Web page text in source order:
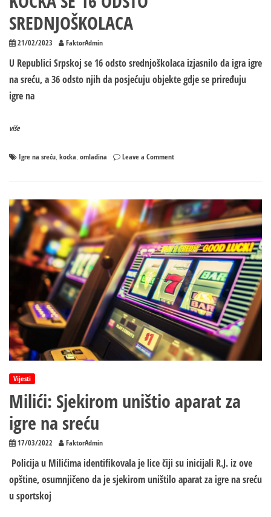
SREDNJOŠKOLACA
21/02/2023 FaktorAdmin
U Republici Srpskoj se 16 odsto srednjoškolaca izjasnilo da igra igre
na sreću, a 36 odsto njih da posjećuju objekte gdje se priređuju
igre na
više
Igre na sreću kocka omladina Leave a Commenton
RS
upozorio
KOCKA
SE
16
ODSTO
SREDNJOŠKOLACA
Vijesti
Milići: Sjekirom uništio aparat za
igre na sreću
17/03/2022 FaktorAdmin
Policija u Milićima identifikovala je lice čiji su inicijali R.J. iz ove
opštine, osumnjičeno da je sjekirom uništilo aparat za igre na sreću
u sportskoj